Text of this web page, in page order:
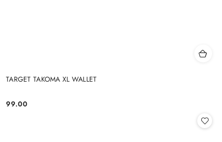
TARGET TAKOMA XL WALLET
Cena:
99.00